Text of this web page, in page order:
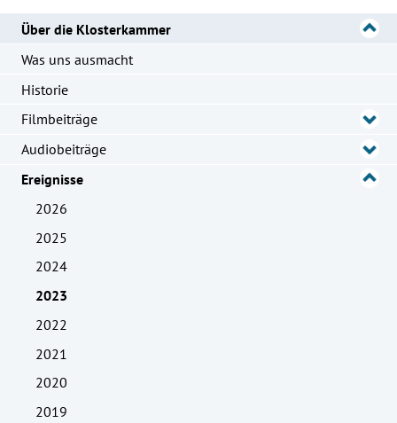
Über die Klosterkammer
Was uns ausmacht
Historie
Filmbeiträge
Audiobeiträge
Ereignisse
2026
2025
2024
2023
2022
2021
2020
2019